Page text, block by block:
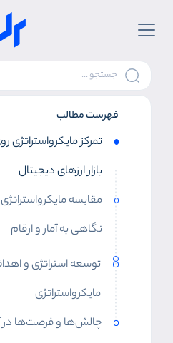
فهرست مطالب
بازار ارز‌های دیجیتال
مقایسه
نگاهی به آمار و ارقام
توسعه استراتژی و
مایکرواستراتژی
چالش‌ها و فرصت‌ها در